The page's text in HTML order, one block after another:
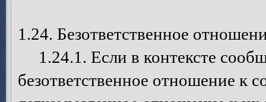
1.24. Безответственное
1.24.1. Если в контексте
безответственное отношение к